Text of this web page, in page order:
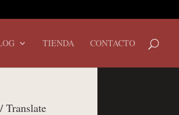
TIENDA CONTACTO
Translate